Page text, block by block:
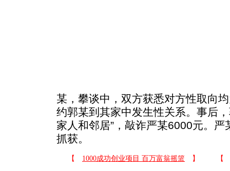
某，攀谈中，双方获悉对方性取向
约郭某到其家中发生性关系。事后
家人和邻居”，敲诈严某6000元。
抓获。